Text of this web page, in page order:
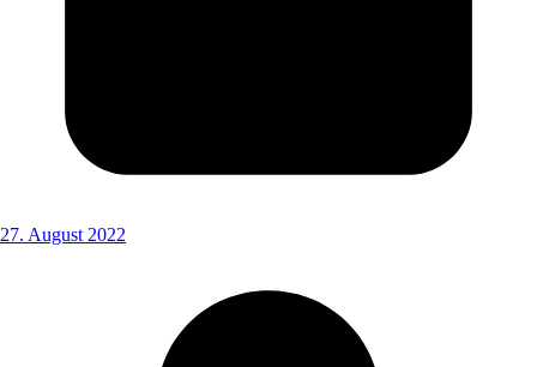
27. August 2022